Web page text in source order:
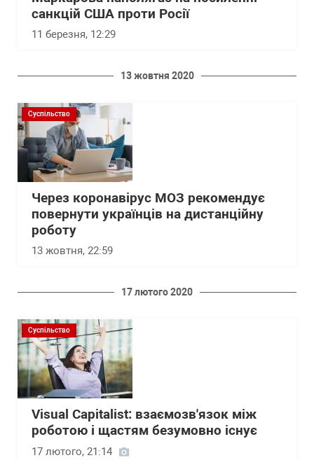
санкцій США проти Росії
11 березня, 12:29
13 жовтня 2020
Суспільство
Через коронавірус МОЗ рекомендує
повернути українців на дистанційну
роботу
13 жовтня, 22:59
17 лютого 2020
Суспільство
Visual Capitalist: взаємозв'язок між
роботою і щастям безумовно існує
17 лютого, 21:14